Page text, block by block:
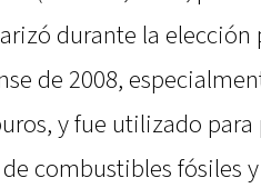
durante la elección
de 2008,
y fue utilizado
combustibles fósiles